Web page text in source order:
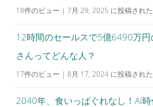
18件のビュー | 7月 29, 2025 に投稿された
12時間のセールスで5億6490万
さんってどんな人？
17件のビュー | 8月 17, 2024 に投稿された
2040年、食いっぱぐれなし！AI